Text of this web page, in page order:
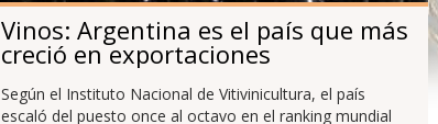
Vinos: Argentina es el país que más
creció en exportaciones
Según el Instituto Nacional de Vitivinicultura, el país
escaló del puesto once al octavo en el ranking mundial